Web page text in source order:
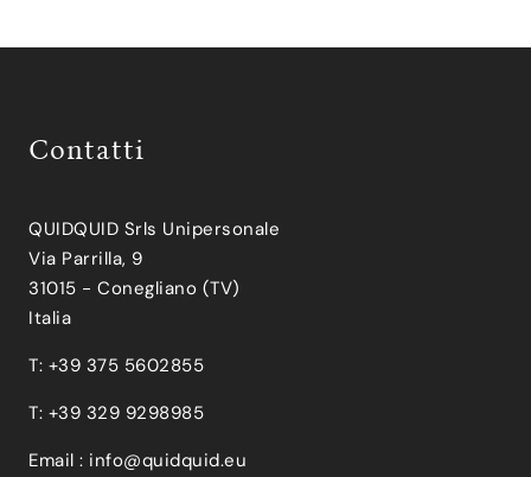
Contatti
QUIDQUID Srls Unipersonale
Via Parrilla, 9
31015 - Conegliano (TV)
Italia
T: +39 375 5602855
T: +39 329 9298985
Email : info@quidquid.eu